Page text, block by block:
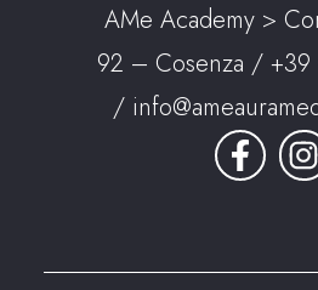
AMe Academy >
92 – Cosenza /
/